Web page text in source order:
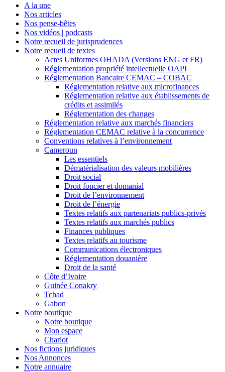
A la une
Nos articles
Nos pense-bêtes
Nos vidéos | podcasts
Notre recueil de jurisprudences
Notre recueil de textes
Actes Uniformes OHADA (Versions ENG et FR)
Réglementation propriété intellectuelle OAPI
Réglementation Bancaire CEMAC – COBAC
Réglementation relative aux microfinances
Réglementation relative aux établissements de
crédits et assimilés
Réglementation des changes
Réglementation relative aux marchés financiers
Réglementation CEMAC relative à la concurrence
Conventions relatives à l’environnement
Cameroun
Les essentiels
Dématérialisation des valeurs mobilières
Droit social
Droit foncier et domanial
Droit de l’environnement
Droit de l’énergie
Textes relatifs aux partenariats publics-privés
Textes relatifs aux marchés publics
Finances publiques
Textes relatifs au tourisme
Communications électroniques
Réglementation douanière
Droit de la santé
Côte d’Ivoire
Guinée Conakry
Tchad
Gabon
Notre boutique
Notre boutique
Mon espace
Chariot
Nos fictions juridiques
Nos Annonces
Notre annuaire